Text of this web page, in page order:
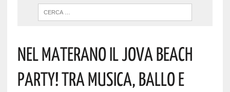
Nel Materano Il Jova Beach
Party! Tra Musica, Ballo E